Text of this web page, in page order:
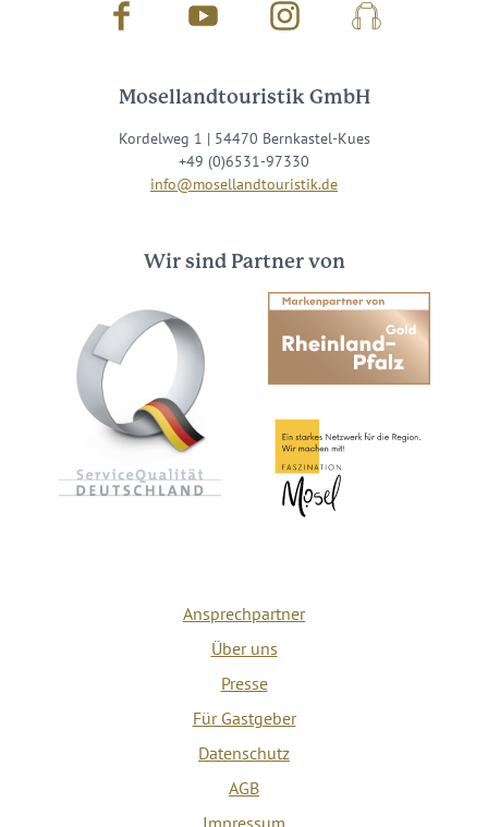
Facebook Youtube InstagramPodcast
Mosellandtouristik GmbH
Kordelweg 1 | 54470 Bernkastel-Kues
+49 (0)6531-97330
info@mosellandtouristik.de
Wir sind Partner von
Ansprechpartner
Über uns
Presse
Für Gastgeber
Datenschutz
AGB